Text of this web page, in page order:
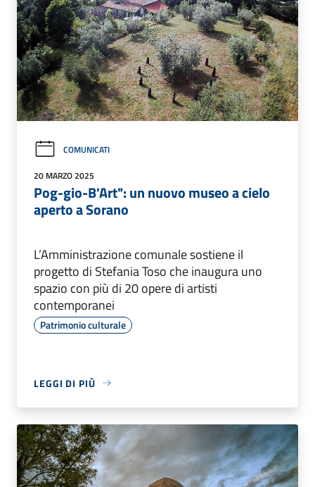
COMUNICATI
20 MARZO 2025
Pog-gio-B'Art": un nuovo museo a cielo
aperto a Sorano
L’Amministrazione comunale sostiene il
progetto di Stefania Toso che inaugura uno
spazio con più di 20 opere di artisti
contemporanei
Patrimonio culturale
LEGGI DI PIÙ